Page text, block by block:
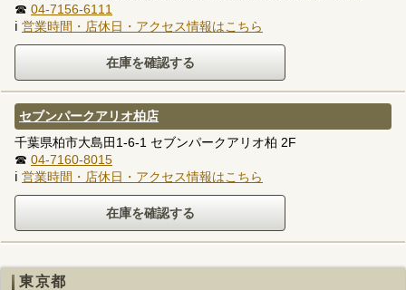
☎ 04-7156-6111
ℹ 営業時間・店休日・アクセス情報はこちら
セブンパークアリオ柏店
千葉県柏市大島田1-6-1 セブンパークアリオ柏 2F
☎ 04-7160-8015
ℹ 営業時間・店休日・アクセス情報はこちら
東京都